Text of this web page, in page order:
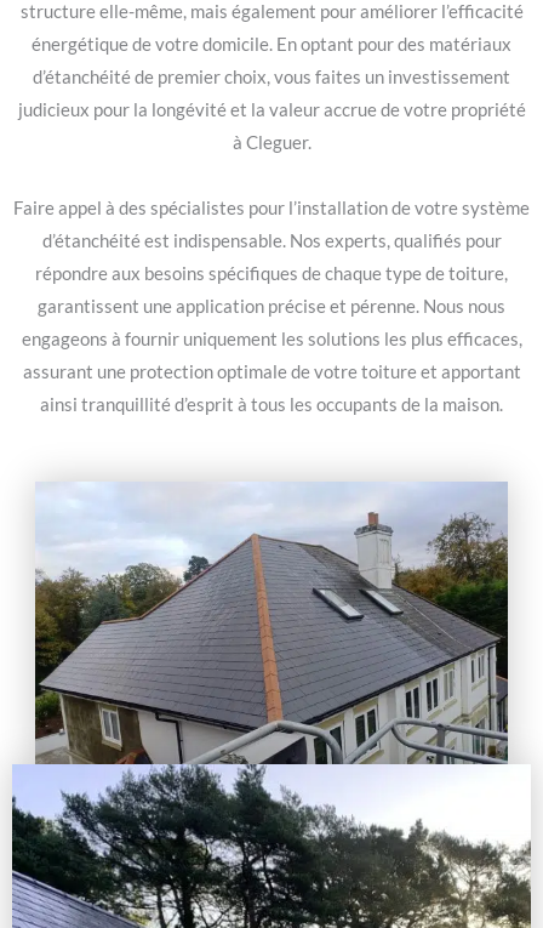
structure elle-même, mais également pour améliorer l’efficacité
énergétique de votre domicile. En optant pour des matériaux
d’étanchéité de premier choix, vous faites un investissement
judicieux pour la longévité et la valeur accrue de votre propriété
à Cleguer.
Faire appel à des spécialistes pour l’installation de votre système
d’étanchéité est indispensable. Nos experts, qualifiés pour
répondre aux besoins spécifiques de chaque type de toiture,
garantissent une application précise et pérenne. Nous nous
engageons à fournir uniquement les solutions les plus efficaces,
assurant une protection optimale de votre toiture et apportant
ainsi tranquillité d’esprit à tous les occupants de la maison.